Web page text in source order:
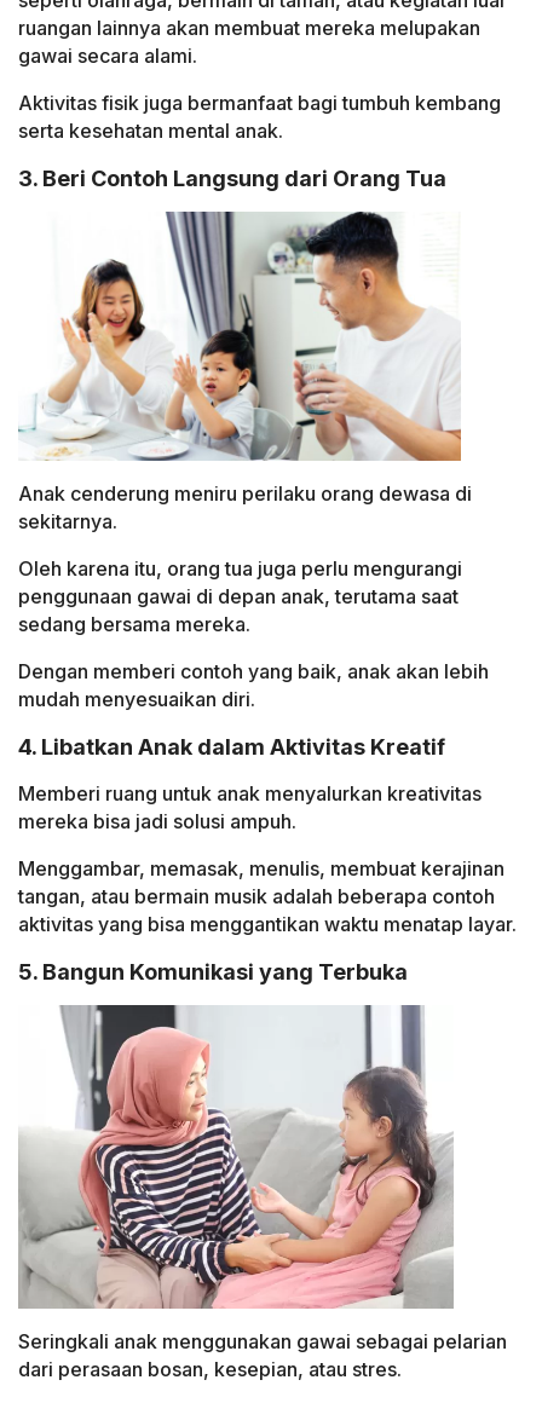
ruangan lainnya akan membuat mereka melupakan
gawai secara alami.
Aktivitas fisik juga bermanfaat bagi tumbuh kembang
serta kesehatan mental anak.
3. Beri Contoh Langsung dari Orang Tua
Anak cenderung meniru perilaku orang dewasa di
sekitarnya.
Oleh karena itu, orang tua juga perlu mengurangi
penggunaan gawai di depan anak, terutama saat
sedang bersama mereka.
Dengan memberi contoh yang baik, anak akan lebih
mudah menyesuaikan diri.
4. Libatkan Anak dalam Aktivitas Kreatif
Memberi ruang untuk anak menyalurkan kreativitas
mereka bisa jadi solusi ampuh.
Menggambar, memasak, menulis, membuat kerajinan
tangan, atau bermain musik adalah beberapa contoh
aktivitas yang bisa menggantikan waktu menatap layar.
5. Bangun Komunikasi yang Terbuka
Seringkali anak menggunakan gawai sebagai pelarian
dari perasaan bosan, kesepian, atau stres.